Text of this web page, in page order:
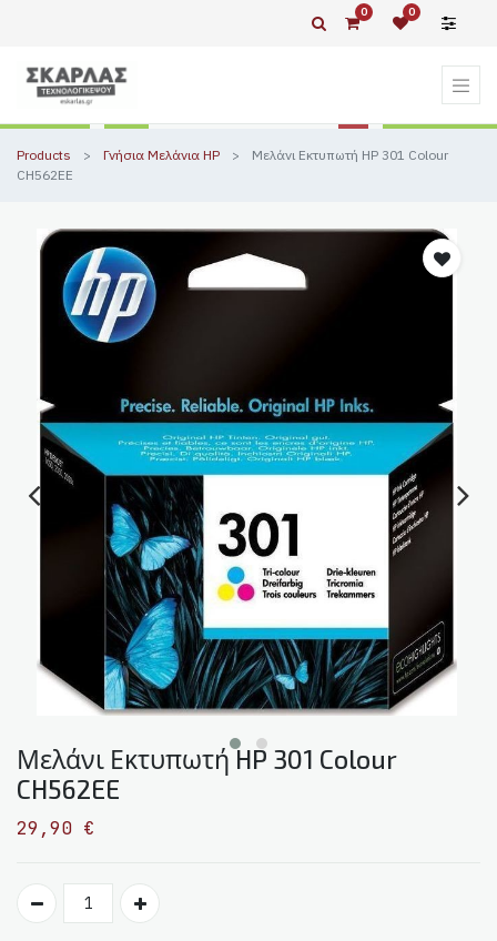
0 0
Products Γνήσια Μελάνια HP
Μελάνι Εκτυπωτή HP 301 Colour
CH562EE
Μελάνι Εκτυπωτή HP 301 Colour
CH562EE
29,90 €